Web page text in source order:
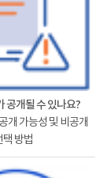
공개될 수 있나요?
개 가능성 및 비공개
택 방법